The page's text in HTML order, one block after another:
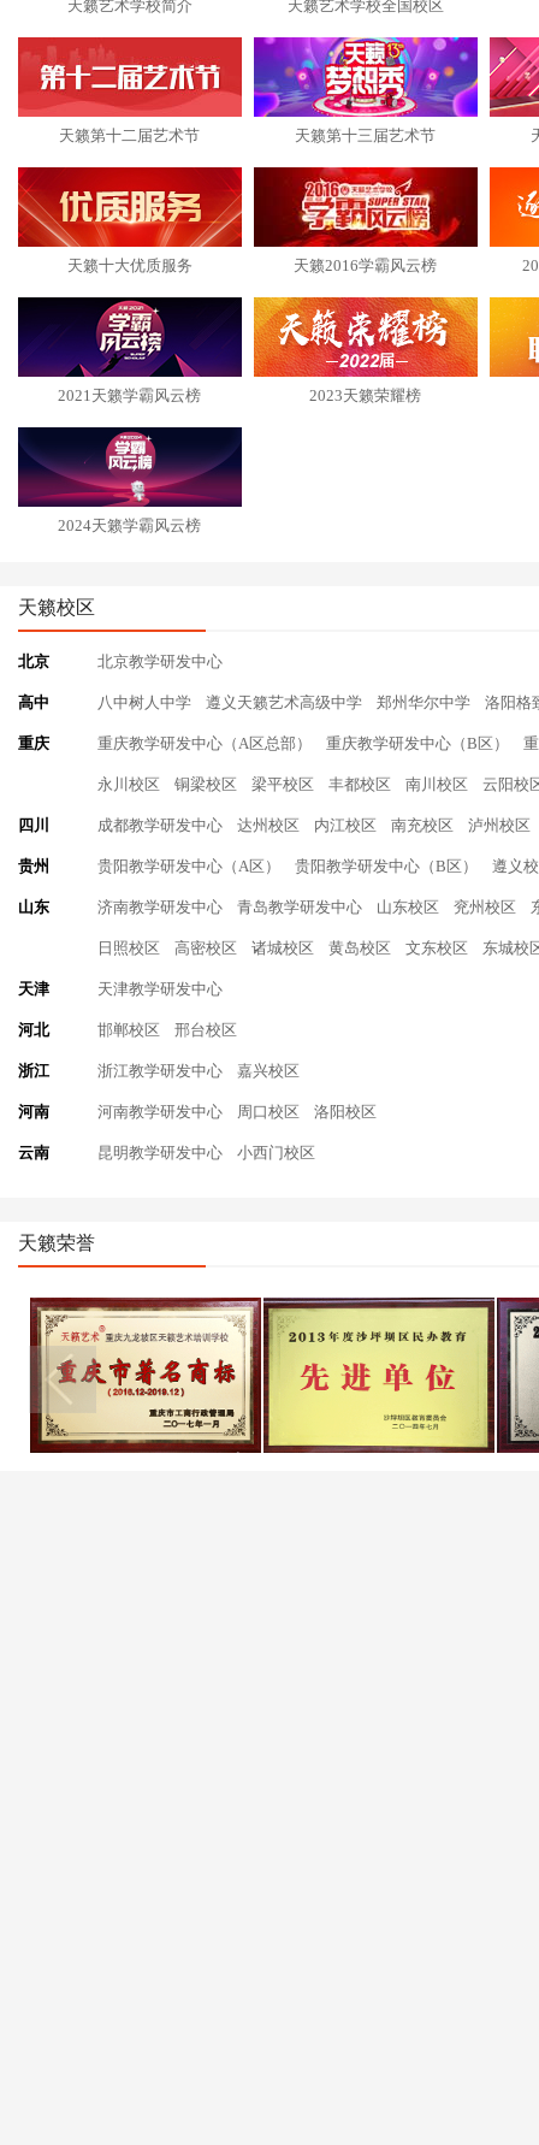
天籁艺术学校简介 天籁艺术学校全国校区
天籁第十二届艺术节 天籁第十三届艺术节
天籁十大优质服务 天籁2016学霸风云榜
2021天籁学霸风云榜 2023天籁荣耀榜
2024天籁学霸风云榜
天籁校区
北京 北京教学研发中心
高中 八中树人中学 遵义天籁艺术高级中学 郑州华尔中学 洛阳格
重庆 重庆教学研发中心（A区总部） 重庆教学研发中心（B区）
永川校区 铜梁校区 梁平校区 丰都校区 南川校区 云阳校
四川 成都教学研发中心 达州校区 内江校区 南充校区 泸州校区
贵州 贵阳教学研发中心（A区） 贵阳教学研发中心（B区） 遵义
山东 济南教学研发中心 青岛教学研发中心 山东校区 兖州校区
日照校区 高密校区 诸城校区 黄岛校区 文东校区 东城校
天津 天津教学研发中心
河北 邯郸校区 邢台校区
浙江 浙江教学研发中心 嘉兴校区
河南 河南教学研发中心 周口校区 洛阳校区
云南 昆明教学研发中心 小西门校区
天籁荣誉